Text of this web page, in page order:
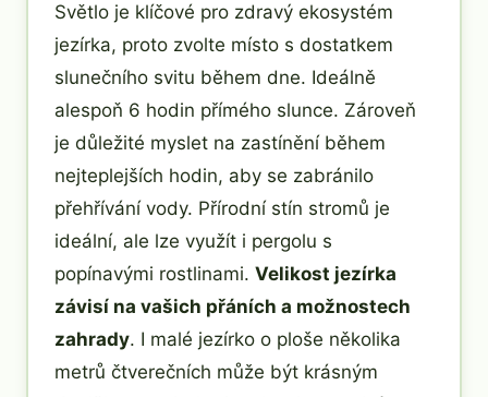
Světlo je klíčové pro zdravý ekosystém
jezírka, proto zvolte místo s dostatkem
slunečního svitu během dne. Ideálně
alespoň 6 hodin přímého slunce. Zároveň
je důležité myslet na zastínění během
nejteplejších hodin, aby se zabránilo
přehřívání vody. Přírodní stín stromů je
ideální, ale lze využít i pergolu s
popínavými rostlinami. Velikost jezírka
závisí na vašich přáních a možnostech
zahrady. I malé jezírko o ploše několika
metrů čtverečních může být krásným